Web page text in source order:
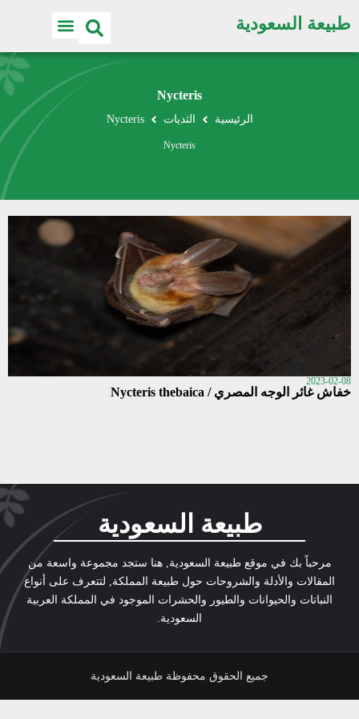
طبيعة السعودية
Nycteris
الرئيسية الثديات Nycteris
Nycteris
2023-02-08
خفاش غائر الوجه المصري / Nycteris thebaica
طبيعة السعودية
مرحباً بك في موقع طبيعة السعودية, هنا ستجد مجموعة واسعة من
المقالات والأدلة والشروحات حول طبيعة المملكة, لتتعرف على أنواع
النباتات والحيوانات والطيور والحشرات الموجود في المملكة العربية
السعودية.
جميع الحقوق محفوظة طبيعة السعودية